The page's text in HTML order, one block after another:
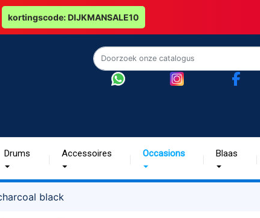
kortingscode: DIJKMANSALE10
Drums Accessoires Occasions Blaas
black